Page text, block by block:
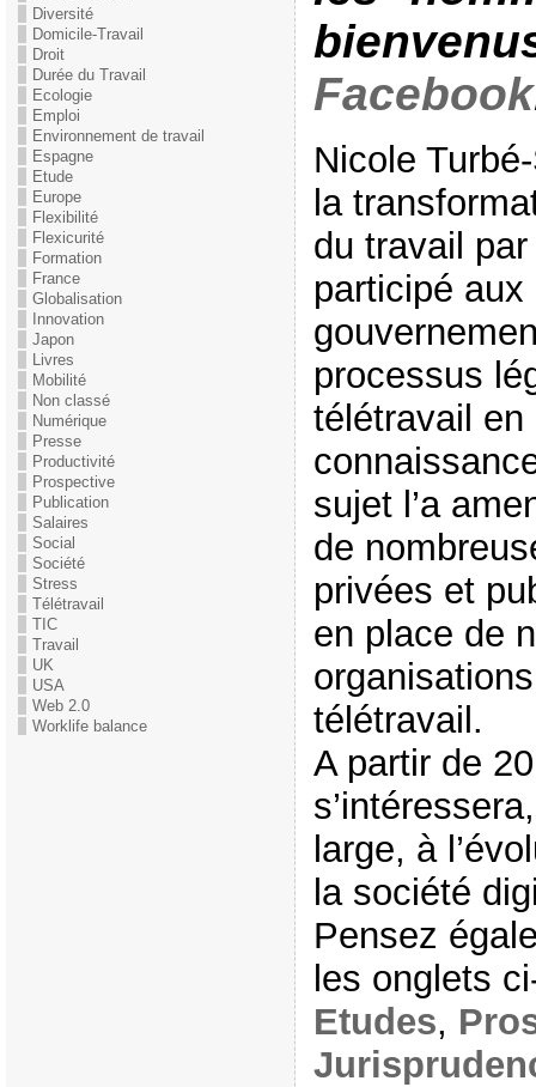
Diversité
Domicile-Travail
Droit
Durée du Travail
Ecologie
Emploi
Environnement de travail
Espagne
Etude
Europe
Flexibilité
Flexicurité
Formation
France
Globalisation
Innovation
Japon
Livres
Mobilité
Non classé
Numérique
Presse
Productivité
Prospective
Publication
Salaires
Social
Société
Stress
Télétravail
TIC
Travail
UK
USA
Web 2.0
Worklife balance
Facebook
Nicole
la
du travail
participé
processus
télétravail
sujet l’a
de
privées et
en place de
télétravail.
A partir de
large, à
la société
Pensez
les onglets
Etudes,